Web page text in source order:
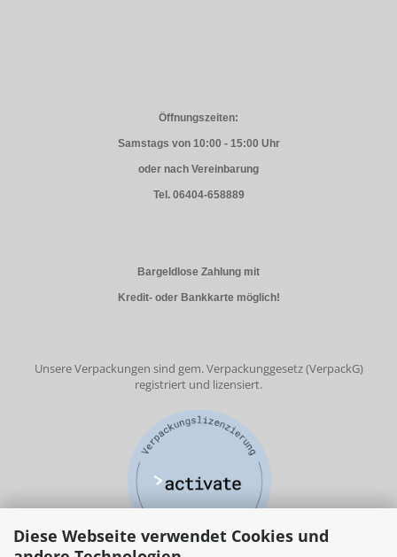
Diese Webseite verwendet Cookies und
Öffnungszeiten:
Samstags von 10:00 - 15:00 Uhr
oder nach Vereinbarung
Tel. 06404-658889
Bargeldlose Zahlung mit
Kredit- oder Bankkarte möglich!
Unsere Verpackungen sind gem. Verpackunggesetz (VerpackG)
registriert und lizensiert.